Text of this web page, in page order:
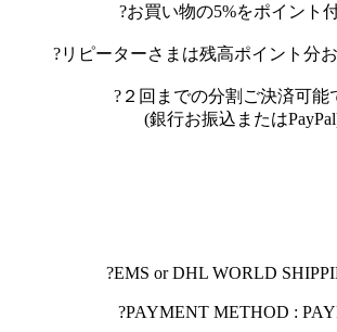
?お買い物の5%をポイント
?リピーターさまは残高ポイント分
?２回までの分割ご決済可能
(銀行お振込または
?EMS or DHL WORLD
?PAYMENT METHOD :